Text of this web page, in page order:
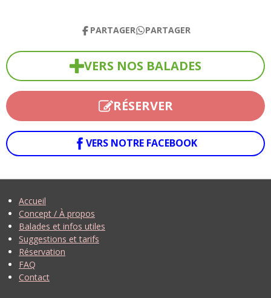
PARTAGER PARTAGER
VERS NOS BALADES
RÉSERVER
VERS NOTRE FACEBOOK
Accueil
Concept / À propos
Balades et infos utiles
Suggestions et tarifs
Réservation
FAQ
Contact